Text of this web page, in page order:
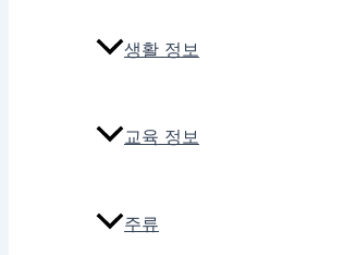
생활 정보
교육 정보
주류